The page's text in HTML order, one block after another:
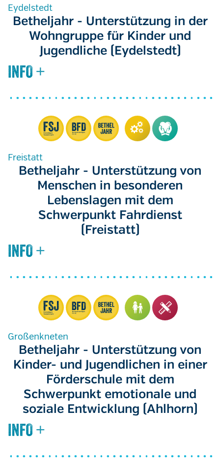
Eydelstedt
Betheljahr - Unterstützung in der
Wohngruppe für Kinder und
Jugendliche (Eydelstedt)
Freistatt
Betheljahr - Unterstützung von
Menschen in besonderen
Lebenslagen mit dem
Schwerpunkt Fahrdienst
(Freistatt)
Großenkneten
Betheljahr - Unterstützung von
Kinder- und Jugendlichen in einer
Förderschule mit dem
Schwerpunkt emotionale und
soziale Entwicklung (Ahlhorn)